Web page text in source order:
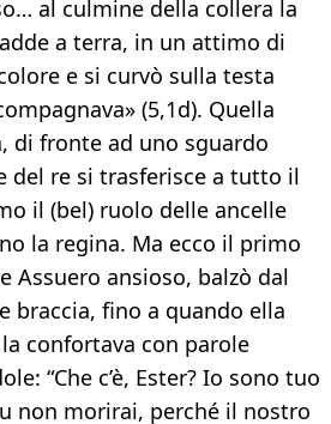
al culmine della collera la
a terra, in un attimo di
e si curvò sulla testa
(5,1d). Quella
di fronte ad uno sguardo
del re si trasferisce a tutto il
il (bel) ruolo delle ancelle
la regina. Ma ecco il primo
Assuero ansioso, balzò dal
braccia, fino a quando ella
confortava con parole
“Che c’è, Ester? Io sono tuo
non morirai, perché il nostro